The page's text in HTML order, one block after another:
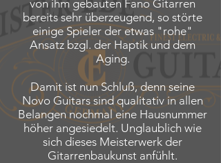
von ihm gebauten Fano Gitarren
bereits sehr überzeugend, so störte
einige Spieler der etwas "rohe"
Ansatz bzgl. der Haptik und dem
Aging.
Damit ist nun Schluß, denn seine
Novo Guitars sind qualitativ in allen
Belangen nochmal eine Hausnummer
höher angesiedelt. Unglaublich wie
sich dieses Meisterwerk der
Gitarrenbaukunst anfühlt.